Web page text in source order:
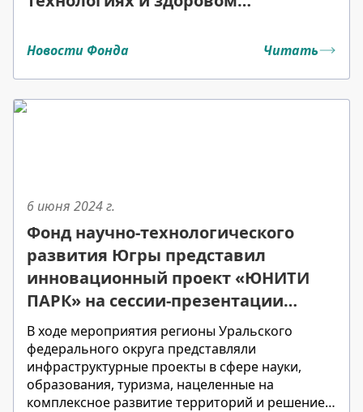
Новости Фонда Читать
6 июня 2024г.
Фонд научно-технологического
развития Югры представил
инновационный проект «ЮНИТИ
ПАРК» на сессии-презентации
«Пространство будущего: Урало-
Сибирский макрорегион».
В ходе мероприятия регионы Уральского
федерального округа представляли
инфраструктурные проекты в сфере науки,
образования, туризма, нацеленные на
комплексное развитие территорий и решение